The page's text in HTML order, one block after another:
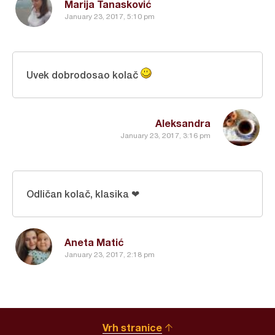
Marija Tanasković
January 23, 2017, 5:10 pm
Aleksandra
January 23, 2017, 3:16 pm
Uvek dobrodosao kolač
Aneta Matić
January 23, 2017, 2:18 pm
Odličan kolač, klasika ❤
Vrh stranice